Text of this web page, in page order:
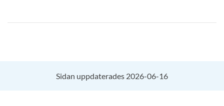
Sidan uppdaterades 2026-06-16